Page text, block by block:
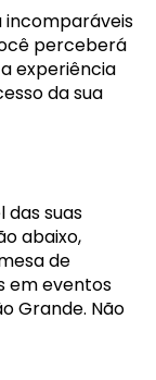
incomparáveis
perceberá
experiência
da sua
suas
abaixo,
de
em eventos
Grande. Não